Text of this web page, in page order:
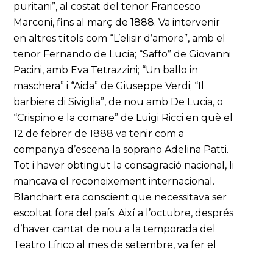
puritani”, al costat del tenor Francesco
Marconi, fins al març de 1888. Va intervenir
en altres títols com “L’elisir d’amore”, amb el
tenor Fernando de Lucia; “Saffo” de Giovanni
Pacini, amb Eva Tetrazzini; “Un ballo in
maschera” i “Aida” de Giuseppe Verdi; “Il
barbiere di Siviglia”, de nou amb De Lucia, o
“Crispino e la comare” de Luigi Ricci en què el
12 de febrer de 1888 va tenir com a
companya d’escena la soprano Adelina Patti.
Tot i haver obtingut la consagració nacional, li
mancava el reconeixement internacional.
Blanchart era conscient que necessitava ser
escoltat fora del país. Així a l’octubre, després
d’haver cantat de nou a la temporada del
Teatro Lírico al mes de setembre, va fer el